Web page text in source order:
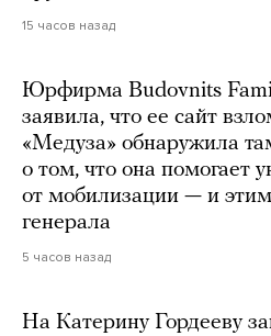
15 часов назад
Юрфирма Budovnits
заявила, что ее сайт
«Медуза» обнаружила
о том, что она помогает
от мобилизации — и
генерала
5 часов назад
На Катерину Гордееву